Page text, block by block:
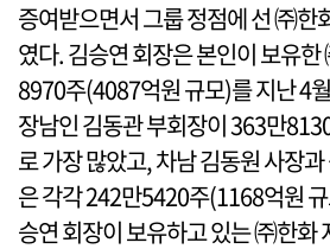
증여받으면서 그룹 정점에 선 ㈜한
였다. 김승연 회장은 본인이 보유
8970주(4087억원 규모)를 지난 4
장남인 김동관 부회장이 363만
로 가장 많았고, 차남 김동원 사장
은 각각 242만5420주(1168억원
승연 회장이 보유하고 있는 ㈜한화